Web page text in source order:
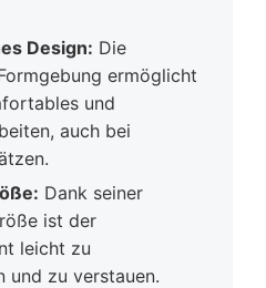
Design: Die
ermöglicht
und
auch bei
Dank seiner
ist der
leicht zu
und zu verstauen.